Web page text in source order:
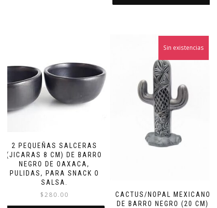
2 PEQUEÑAS SALCERAS
(JICARAS 8 CM) DE BARRO
NEGRO DE OAXACA,
PULIDAS, PARA SNACK O
SALSA.
$280.00
CACTUS/NOPAL MEXICANO
DE BARRO NEGRO (20 CM)
Sin existencias